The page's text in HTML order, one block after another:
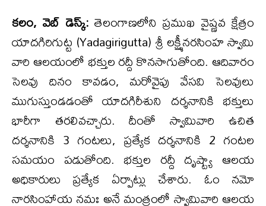
కలం, వెబ్ డెస్క్:తెలంగాణలోని ప్రముఖ వైష్ణవ క్షేత్రం
యాదగిరిగుట్ట (Yadagirigutta) శ్రీ లక్ష్మీనరసింహ స్వామి
వారి ఆలయంలో భక్తుల రద్దీ కొనసాగుతోంది. ఆదివారం
సెలవు దినం కావడం, మరోవైపు వేసవి సెలవులు
ముగుస్తుండడంతో యాదగిరీశుని దర్శనానికి భక్తులు
భారీగా తరలివచ్చారు. దీంతో స్వామివారి ఉచిత
దర్శనానికి 3 గంటలు, ప్రత్యేక దర్శనానికి 2 గంటల
సమయం పడుతోంది. భక్తుల రద్దీ దృష్ట్యా ఆలయ
అధికారులు ప్రత్యేక ఏర్పాట్లు చేశారు. ఓం నమో
నారసింహాయ నమః అనే మంత్రంలో స్వామివారి ఆలయ